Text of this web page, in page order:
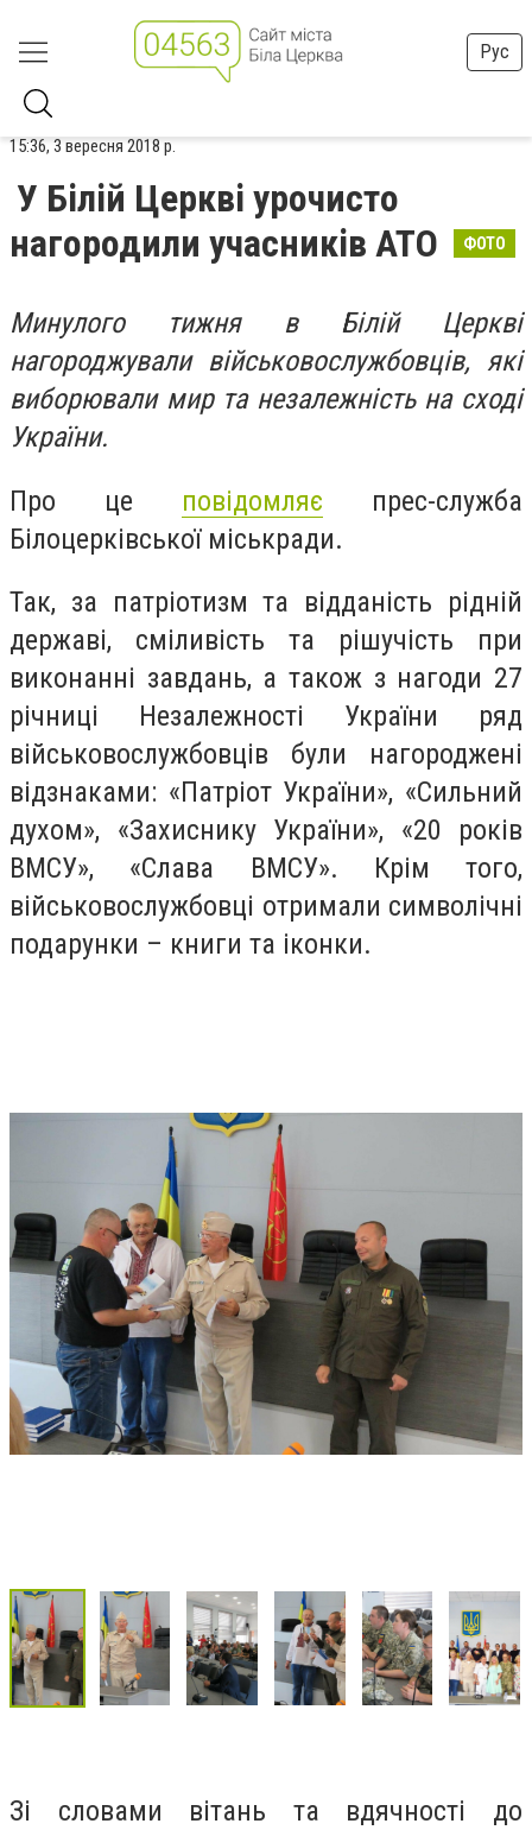
Рус
15:36, 3 вересня 2018 р.
У Білій Церкві урочисто
нагородили учасників АТО
ФОТО
Минулого тижня в Білій Церкві
нагороджували військовослужбовців, які
виборювали мир та незалежність на сході
України.
Про це повідомляє прес-служба
Білоцерківської міськради.
Так, за патріотизм та відданість рідній
державі, сміливість та рішучість при
виконанні завдань, а також з нагоди 27
річниці Незалежності України ряд
військовослужбовців були нагороджені
відзнаками: «Патріот України», «Сильний
духом», «Захиснику України», «20 років
ВМСУ», «Слава ВМСУ». Крім того,
військовослужбовці отримали символічні
подарунки – книги та іконки.
Зі словами вітань та вдячності до